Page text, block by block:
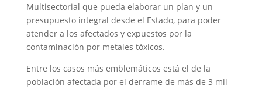
Multisectorial que pueda elaborar un plan y un
presupuesto integral desde el Estado, para poder
atender a los afectados y expuestos por la
contaminación por metales tóxicos.
Entre los casos más emblemáticos está el de la
población afectada por el derrame de más de 3 mil